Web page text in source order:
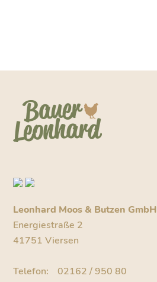
Leonhard Moos & Butzen GmbH
Energiestraße 2
41751 Viersen
Telefon:
02162 / 950 80